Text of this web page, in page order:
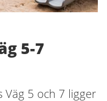
5-7
Väg 5 och 7 ligger